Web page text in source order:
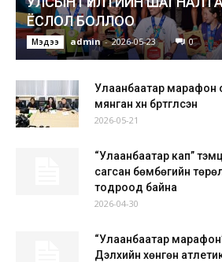
ЁСЛОЛ БОЛЛОО
Мэдээ admin - 2026-05-23 0
Улаанбаатар марафон
мянган хүн бүртгүүлсэн
2026-05-21
“Улаанбаатар кап”
сагсан бөмбөгийн
тодроод байна
2026-04-30
“Улаанбаатар
Дэлхийн хөнгөн